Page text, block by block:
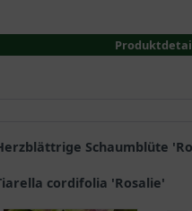
Herzblättrige Schaumblüte
Tiarella cordifolia 'Rosalie'